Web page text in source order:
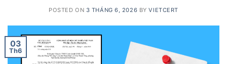
POSTED ON 3 THÁNG 6, 2026 BYVIETCERT
03
Th6